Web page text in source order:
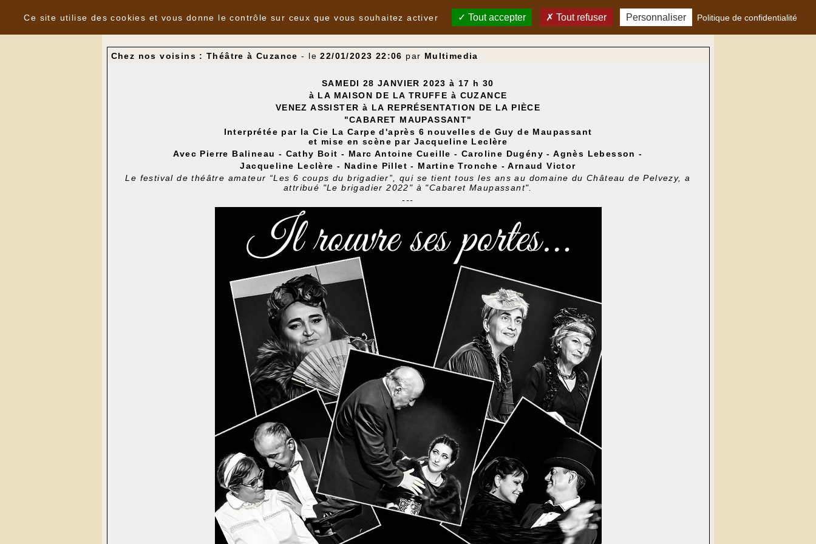
Nouvelles
Chez nos voisins : Théâtre à Cuzance - le22/01/2023 22:06 par Multimedia
SAMEDI 28 JANVIER 2023 à 17 h 30
à LA MAISON DE LA TRUFFE à CUZANCE
VENEZ ASSISTER à LA REPRÉSENTATION DE LA PIÈCE
"CABARET MAUPASSANT"
Interprétée par la Cie La Carpe d'après 6 nouvelles de Guy de Maupassant
et mise en scène par Jacqueline Leclère
Avec Pierre Balineau - Cathy Boit - Marc Antoine Cueille - Caroline Dugény - Agnès Lebesson -
Jacqueline Leclère - Nadine Pillet - Martine Tronche - Arnaud Victor
Le festival de théâtre amateur “Les 6 coups du brigadier”, qui se tient tous les ans au domaine du Château de Pelvezy, a
attribué "Le brigadier 2022" à "Cabaret Maupassant".
---
Ce site utilise des cookies et vous donne le contrôle sur ceux que vous souhaitez activer
Tout accepter Tout refuser Personnaliser Politique de confidentialité